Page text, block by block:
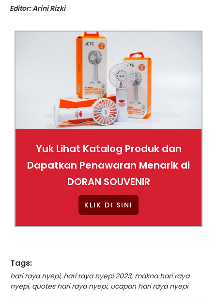
Editor: Arini Rizki
Yuk Lihat Katalog Produk dan
Dapatkan Penawaran Menarik di
DORAN SOUVENIR
KLIK DI SINI
Tags:
hari raya nyepi, hari raya nyepi 2023, makna hari raya
nyepi, quotes hari raya nyepi, ucapan hari raya nyepi